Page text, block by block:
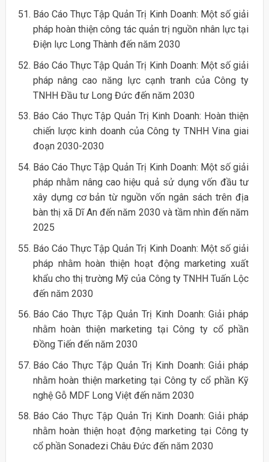
Báo Cáo Thực Tập Quản Trị Kinh Doanh: Một số giải
pháp hoàn thiện công tác quản trị nguồn nhân lực tại
Điện lực Long Thành đến năm 2030
Báo Cáo Thực Tập Quản Trị Kinh Doanh: Một số giải
pháp nâng cao năng lực cạnh tranh của Công ty
TNHH Đầu tư Long Đức đến năm 2030
Báo Cáo Thực Tập Quản Trị Kinh Doanh: Hoàn thiện
chiến lược kinh doanh của Công ty TNHH Vina giai
đoạn 2030-2030
Báo Cáo Thực Tập Quản Trị Kinh Doanh: Một số giải
pháp nhằm nâng cao hiệu quả sử dụng vốn đầu tư
xây dựng cơ bản từ nguồn vốn ngân sách trên địa
bàn thị xã Dĩ An đến năm 2030 và tầm nhìn đến năm
2025
Báo Cáo Thực Tập Quản Trị Kinh Doanh: Một số giải
pháp nhằm hoàn thiện hoạt động marketing xuất
khẩu cho thị trường Mỹ của Công ty TNHH Tuấn Lộc
đến năm 2030
Báo Cáo Thực Tập Quản Trị Kinh Doanh: Giải pháp
nhằm hoàn thiện marketing tại Công ty cổ phần
Đồng Tiến đến năm 2030
Báo Cáo Thực Tập Quản Trị Kinh Doanh: Giải pháp
nhằm hoàn thiện marketing tại Công ty cổ phần Kỹ
nghệ Gỗ MDF Long Việt đến năm 2030
Báo Cáo Thực Tập Quản Trị Kinh Doanh: Giải pháp
nhằm hoàn thiện hoạt động marketing tại Công ty
cổ phần Sonadezi Châu Đức đến năm 2030